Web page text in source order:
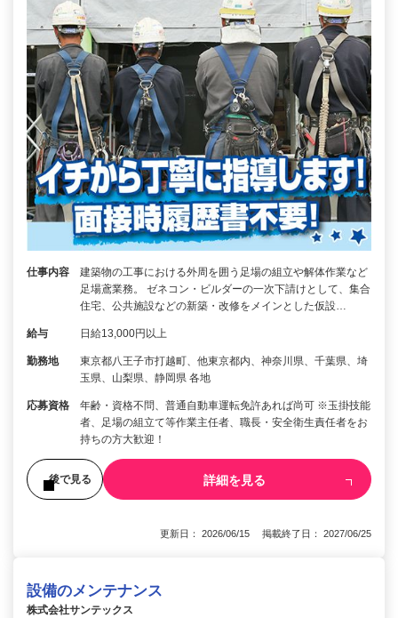
仕事内容
建築物の工事における外周を囲う足場の組立や解体作業など
足場鳶業務。 ゼネコン・ビルダーの一次下請けとして、集合
住宅、公共施設などの新築・改修をメインとした仮設…
給与 日給13,000円以上
勤務地
東京都八王子市打越町、他東京都内、神奈川県、千葉県、埼
玉県、山梨県、静岡県 各地
応募資格
年齢・資格不問、普通自動車運転免許あれば尚可 ※玉掛技能
者、足場の組立て等作業主任者、職長・安全衛生責任者をお
持ちの方大歓迎！
後で見る 詳細を見る
更新日： 2026/06/15 掲載終了日： 2027/06/25
設備のメンテナンス
株式会社サンテックス